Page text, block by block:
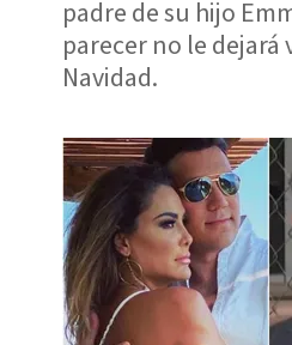
padre de su hijo
parecer no le dejará
Navidad.